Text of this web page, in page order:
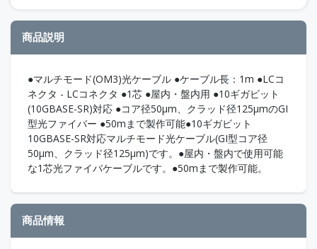
商品説明
●マルチモード(OM3)光ケーブル ●ケーブル長：1m ●LCコ
ネクタ - LCコネクタ ●1芯 ●屋内・盤内用 ●10ギガビット
(10GBASE-SR)対応 ●コア径50μm、クラッド径125μmのGI
型光ファイバー ●50mまで製作可能●10ギガビット
10GBASE-SR対応マルチモード光ケーブル(GI型コア径
50μm、クラッド径125μm)です。●屋内・盤内で使用可能
な1芯光ファイバケーブルです。●50mまで製作可能。
商品情報